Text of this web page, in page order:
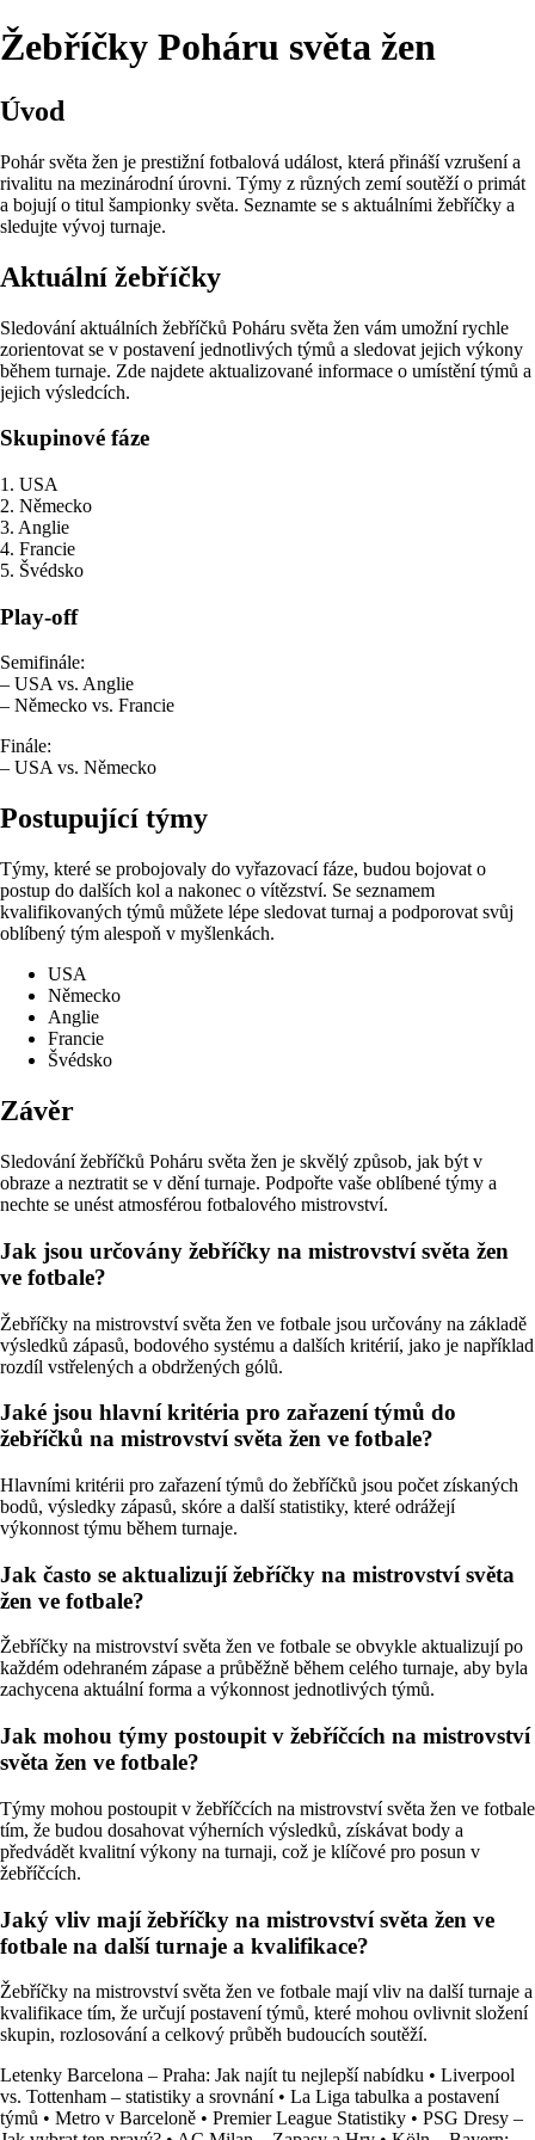
Žebříčky Poháru světa žen
Úvod
Pohár světa žen je prestižní fotbalová událost, která přináší vzrušení a
rivalitu na mezinárodní úrovni. Týmy z různých zemí soutěží o primát
a bojují o titul šampionky světa. Seznamte se s aktuálními žebříčky a
sledujte vývoj turnaje.
Aktuální žebříčky
Sledování aktuálních žebříčků Poháru světa žen vám umožní rychle
zorientovat se v postavení jednotlivých týmů a sledovat jejich výkony
během turnaje. Zde najdete aktualizované informace o umístění týmů a
jejich výsledcích.
Skupinové fáze
1. USA
2. Německo
3. Anglie
4. Francie
5. Švédsko
Play-off
Semifinále:
– USA vs. Anglie
– Německo vs. Francie
Finále:
– USA vs. Německo
Postupující týmy
Týmy, které se probojovaly do vyřazovací fáze, budou bojovat o
postup do dalších kol a nakonec o vítězství. Se seznamem
kvalifikovaných týmů můžete lépe sledovat turnaj a podporovat svůj
oblíbený tým alespoň v myšlenkách.
USA
Německo
Anglie
Francie
Švédsko
Závěr
Sledování žebříčků Poháru světa žen je skvělý způsob, jak být v
obraze a neztratit se v dění turnaje. Podpořte vaše oblíbené týmy a
nechte se unést atmosférou fotbalového mistrovství.
Jak jsou určovány žebříčky na mistrovství světa žen
ve fotbale?
Žebříčky na mistrovství světa žen ve fotbale jsou určovány na základě
výsledků zápasů, bodového systému a dalších kritérií, jako je například
rozdíl vstřelených a obdržených gólů.
Jaké jsou hlavní kritéria pro zařazení týmů do
žebříčků na mistrovství světa žen ve fotbale?
Hlavními kritérii pro zařazení týmů do žebříčků jsou počet získaných
bodů, výsledky zápasů, skóre a další statistiky, které odrážejí
výkonnost týmu během turnaje.
Jak často se aktualizují žebříčky na mistrovství světa
žen ve fotbale?
Žebříčky na mistrovství světa žen ve fotbale se obvykle aktualizují po
každém odehraném zápase a průběžně během celého turnaje, aby byla
zachycena aktuální forma a výkonnost jednotlivých týmů.
Jak mohou týmy postoupit v žebříčcích na mistrovství
světa žen ve fotbale?
Týmy mohou postoupit v žebříčcích na mistrovství světa žen ve fotbale
tím, že budou dosahovat výherních výsledků, získávat body a
předvádět kvalitní výkony na turnaji, což je klíčové pro posun v
žebříčcích.
Jaký vliv mají žebříčky na mistrovství světa žen ve
fotbale na další turnaje a kvalifikace?
Žebříčky na mistrovství světa žen ve fotbale mají vliv na další turnaje a
kvalifikace tím, že určují postavení týmů, které mohou ovlivnit složení
skupin, rozlosování a celkový průběh budoucích soutěží.
Letenky Barcelona – Praha: Jak najít tu nejlepší nabídku • Liverpool
vs. Tottenham – statistiky a srovnání• La Liga tabulka a postavení
týmů • Metro v Barceloně • Premier League Statistiky • PSG Dresy –